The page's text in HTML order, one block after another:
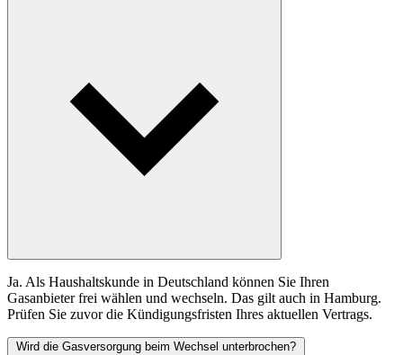
Ja. Als Haushaltskunde in Deutschland können Sie Ihren
Gasanbieter frei wählen und wechseln. Das gilt auch in Hamburg.
Prüfen Sie zuvor die Kündigungsfristen Ihres aktuellen Vertrags.
Wird die Gasversorgung beim Wechsel unterbrochen?